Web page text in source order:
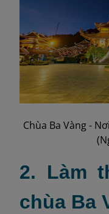
Chùa Ba Vàng -
2. Làm
chùa Ba